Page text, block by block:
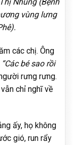
vùng lưng
các chị. Ông
“Các bé sao rồi
rưng rưng.
chỉ nghĩ về
ấy, họ không
gió, run rẩy